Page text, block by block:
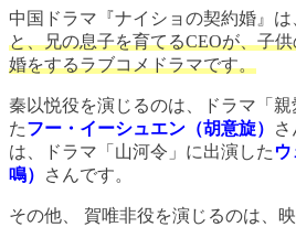
中国ドラマ『ナイショの契約婚』は
と、兄の息子を育てるCEOが、子
婚をするラブコメドラマです。
秦以悦役を演じるのは、ドラマ「
たフー・イーシュエン（胡意旋）
は、ドラマ「山河令」に出演した
鳴）
さんです。
その他、 賀唯非役を演じるのは、